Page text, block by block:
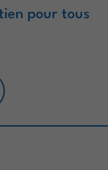
pour tous